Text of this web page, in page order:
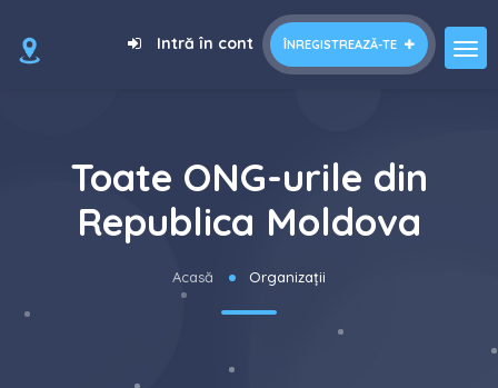
ÎNREGISTREAZĂ-TE
Intră în cont
Toate ONG-urile din
Republica Moldova
Acasă Organizații